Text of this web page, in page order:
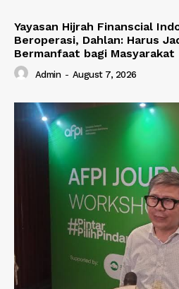
Yayasan Hijrah Finanscial
Beroperasi, Dahlan: Harus
Bermanfaat bagi Masyarakat
Admin - August 7, 2026